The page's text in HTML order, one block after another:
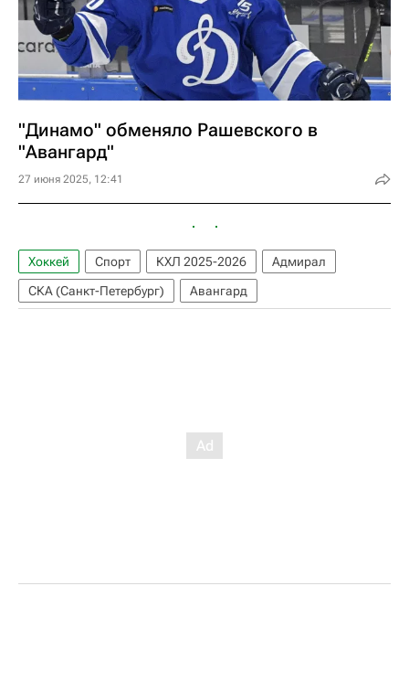
"Динамо" обменяло Рашевского в
"Авангард"
27 июня 2025, 12:41
Хоккей Спорт КХЛ 2025-2026
Адмирал
СКА (Санкт-Петербург)
Авангард